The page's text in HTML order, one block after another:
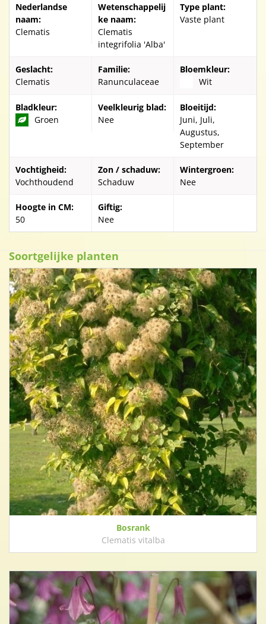
Nederlandse
naam:
Clematis
Wetenschappelij
ke naam:
Clematis
integrifolia 'Alba'
Type plant:
Vaste plant
Geslacht:
Clematis
Familie:
Ranunculaceae
Bloemkleur:
Wit
Bladkleur:
Groen
Veelkleurig blad:
Nee
Bloeitijd:
Juni, Juli,
Augustus,
September
Vochtigheid:
Vochthoudend
Zon / schaduw:
Schaduw
Wintergroen:
Nee
Hoogte in CM:
50
Giftig:
Nee
Soortgelijke planten
Bosrank
Clematis vitalba